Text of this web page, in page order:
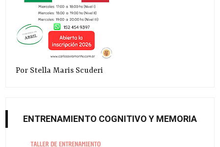
Por Stella Maris Scuderi
ENTRENAMIENTO COGNITIVO Y MEMORIA